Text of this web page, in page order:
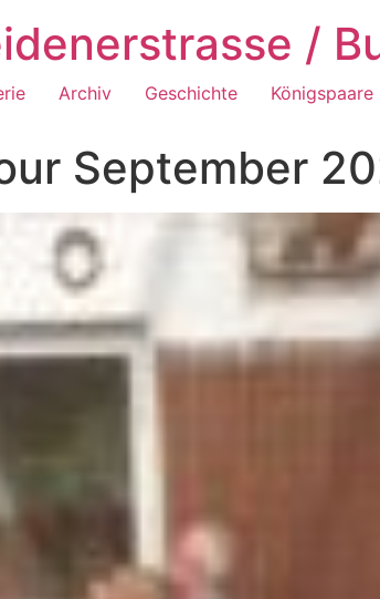
/
Archiv Geschichte Königspaare
September